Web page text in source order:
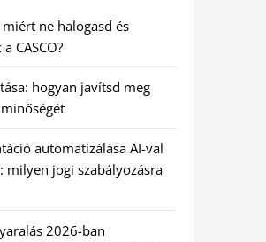
ne halogasd és
CASCO?
hogyan javítsd meg
automatizálása AI-val
milyen jogi szabályozásra
2026-ban